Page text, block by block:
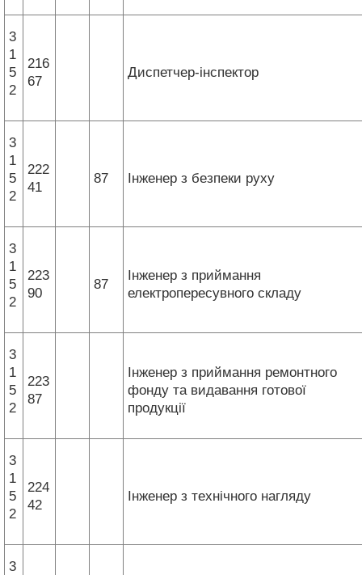
3
1
5
2
216
67
Диспетчер-інспектор
3
1
5
2
222
41
87 Інженер з безпеки руху
3
1
5
2
223
90
87
Інженер з приймання
електропересувного складу
3
1
5
2
223
87
Інженер з приймання ремонтного
фонду та видавання готової
продукції
3
1
5
2
224
42
Інженер з технічного нагляду
3